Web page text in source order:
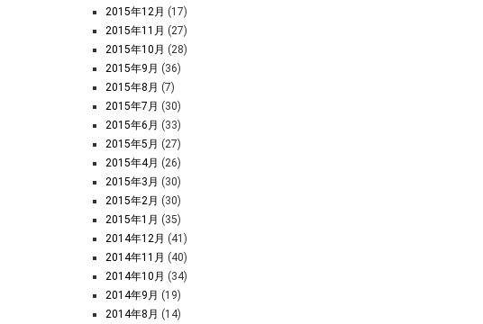
2015年12月 (17)
2015年11月 (27)
2015年10月 (28)
2015年9月 (36)
2015年8月 (7)
2015年7月 (30)
2015年6月 (33)
2015年5月 (27)
2015年4月 (26)
2015年3月 (30)
2015年2月 (30)
2015年1月 (35)
2014年12月 (41)
2014年11月 (40)
2014年10月 (34)
2014年9月 (19)
2014年8月 (14)